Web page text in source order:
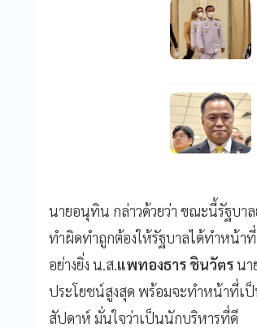
นายอนุทิน กล่าวด้วยว่า ขณะนี้รัฐบาล
ทำผิดทำถูกต้องให้รัฐบาลได้ทำหน้า
อย่างยิ่ง น.ส.แพทองธาร ชินวัตรนา
ประโยชน์สูงสุด พร้อมจะทำหน้าที่เป็
สัปดาห์ มั่นใจว่าเป็นนักบริหารที่ดี